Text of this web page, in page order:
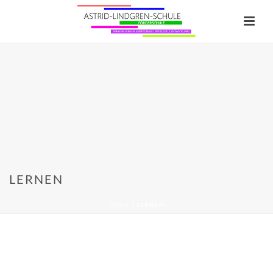
LERNEN